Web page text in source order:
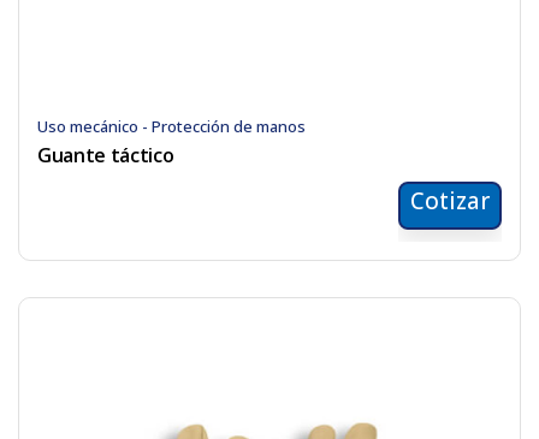
Uso mecánico - Protección de manos
Guante táctico
Cotizar